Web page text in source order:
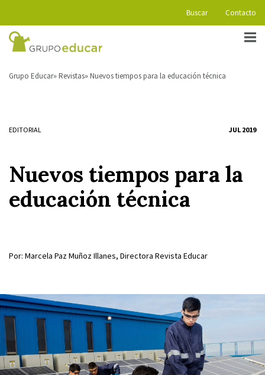
Buscar Contacto
Grupo Educar Revistas Nuevos tiempos para la educación técnica
EDITORIAL JUL 2019
Nuevos tiempos para la
educación técnica
Por: Marcela Paz Muñoz Illanes, Directora Revista Educar